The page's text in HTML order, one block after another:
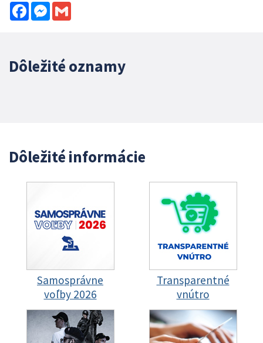
FacebookMessenger
Dôležité oznamy
Dôležité informácie
Samosprávne
voľby 2026
Transparentné
vnútro